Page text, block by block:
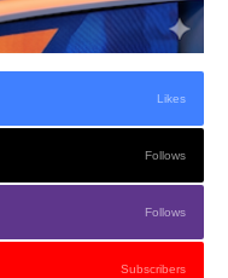
Likes
Follows
Follows
Subscribers